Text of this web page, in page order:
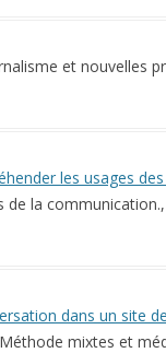
et
les usages
la
dans un
mixtes et